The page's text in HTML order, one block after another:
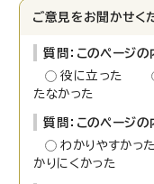
ご意見をお聞かせく
質問：このページ
役に立った
たなかった
質問：このページ
わかりやすかっ
かりにくかった